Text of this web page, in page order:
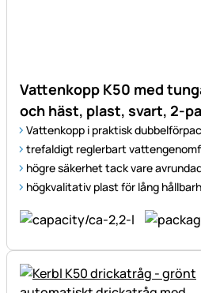
Vattenkopp K50 med
och häst, plast, svart, 2-
Vattenkopp i praktisk
trefaldigt reglerbart
högre säkerhet tack vare
högkvalitativ plast för lång